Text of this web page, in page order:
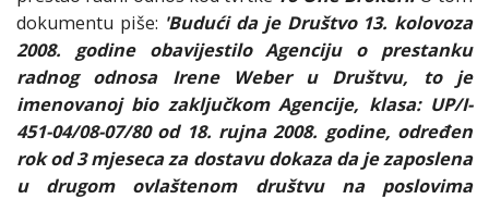
dokumentu piše: 'Budući da je Društvo 13. kolovoza
2008. godine obavijestilo Agenciju o prestanku
radnog odnosa Irene Weber u Društvu, to je
imenovanoj bio zaključkom Agencije, klasa: UP/I-
451-04/08-07/80 od 18. rujna 2008. godine, određen
rok od 3 mjeseca za dostavu dokaza da je zaposlena
u drugom ovlaštenom društvu na poslovima